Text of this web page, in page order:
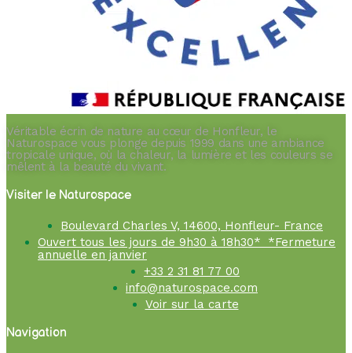
Véritable écrin de nature au cœur de Honfleur, le
Naturospace vous plonge depuis 1999 dans une ambiance
tropicale unique, où la chaleur, la lumière et les couleurs se
mêlent à la beauté du vivant.
Visiter le Naturospace
Boulevard Charles V, 14600, Honfleur- France
Ouvert tous les jours de 9h30 à 18h30* *Fermeture
annuelle en janvier
+33 2 31 81 77 00
info@naturospace.com
Voir sur la carte
Navigation